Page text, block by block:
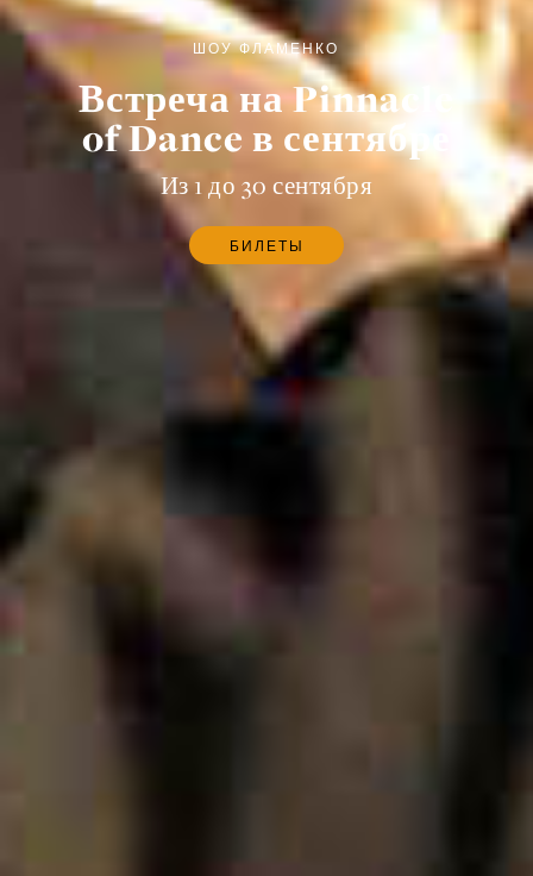
ШОУ ФЛАМЕНКО
Встреча на Pinnacle
of Dance в сентябре
Из 1 до 30 сентября
БИЛЕТЫ